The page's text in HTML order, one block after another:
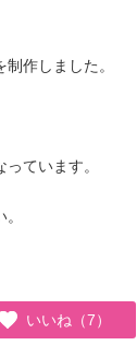
作しました。
ています。
いいね（7）